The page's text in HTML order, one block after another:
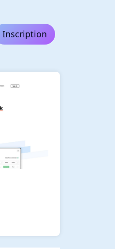
Inscription